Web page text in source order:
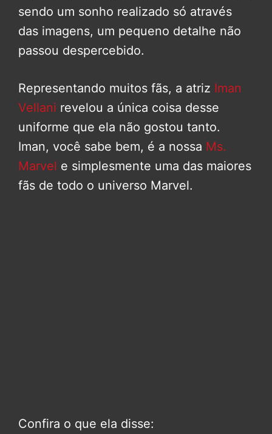
sendo um sonho realizado só através
das imagens, um pequeno detalhe não
passou despercebido.
Representando muitos fãs, a atriz Iman
Vellani revelou a única coisa desse
uniforme que ela não gostou tanto.
Iman, você sabe bem, é a nossa Ms.
Marvel e simplesmente uma das maiores
fãs de todo o universo Marvel.
Confira o que ela disse: